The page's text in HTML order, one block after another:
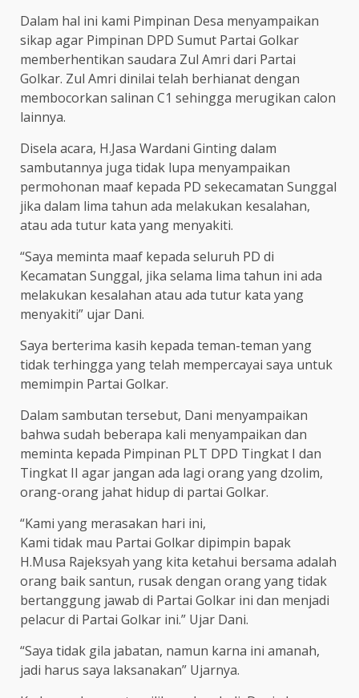
Dalam hal ini kami Pimpinan Desa menyampaikan
sikap agar Pimpinan DPD Sumut Partai Golkar
memberhentikan saudara Zul Amri dari Partai
Golkar. Zul Amri dinilai telah berhianat dengan
membocorkan salinan C1 sehingga merugikan calon
lainnya.
Disela acara, H.Jasa Wardani Ginting dalam
sambutannya juga tidak lupa menyampaikan
permohonan maaf kepada PD sekecamatan Sunggal
jika dalam lima tahun ada melakukan kesalahan,
atau ada tutur kata yang menyakiti.
“Saya meminta maaf kepada seluruh PD di
Kecamatan Sunggal, jika selama lima tahun ini ada
melakukan kesalahan atau ada tutur kata yang
menyakiti” ujar Dani.
Saya berterima kasih kepada teman-teman yang
tidak terhingga yang telah mempercayai saya untuk
memimpin Partai Golkar.
Dalam sambutan tersebut, Dani menyampaikan
bahwa sudah beberapa kali menyampaikan dan
meminta kepada Pimpinan PLT DPD Tingkat I dan
Tingkat II agar jangan ada lagi orang yang dzolim,
orang-orang jahat hidup di partai Golkar.
“Kami yang merasakan hari ini,
Kami tidak mau Partai Golkar dipimpin bapak
H.Musa Rajeksyah yang kita ketahui bersama adalah
orang baik santun, rusak dengan orang yang tidak
bertanggung jawab di Partai Golkar ini dan menjadi
pelacur di Partai Golkar ini.” Ujar Dani.
“Saya tidak gila jabatan, namun karna ini amanah,
jadi harus saya laksanakan” Ujarnya.